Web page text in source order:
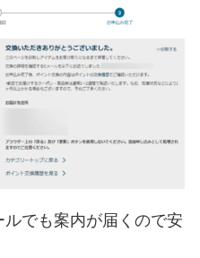
でも案内が届くので安